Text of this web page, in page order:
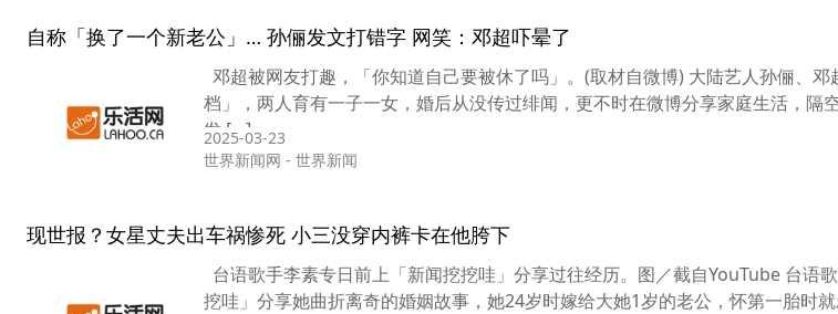
自称「换了一个新老公」… 孙俪发文打错字 网笑：邓超吓晕了
邓超被网友打趣，「你知道自己要被休了吗」。(取材自微博) 大陆艺人孙俪、
档」，两人育有一子一女，婚后从没传过绯闻，更不时在微博分享家庭生活，隔
发 […]
2025-03-23
世界新闻网 - 世界新闻
现世报？女星丈夫出车祸惨死 小三没穿内裤卡在他胯下
台语歌手李素专日前上「新闻挖挖哇」分享过往经历。图／截自YouTube 台语
挖哇」分享她曲折离奇的婚姻故事，她24岁时嫁给大她1岁的老公，怀第一胎时